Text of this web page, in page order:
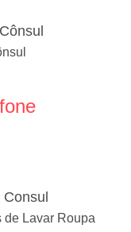
de Lavar Roupa